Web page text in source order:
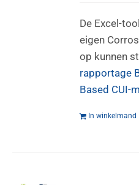
De Excel-
eigen
op kunnen
rapportage
Based CUI-
In winkelmand